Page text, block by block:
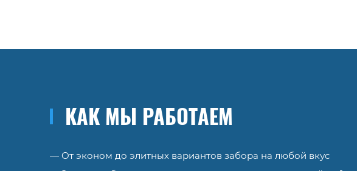
КАК МЫ РАБОТАЕМ
— От эконом до элитных вариантов забора на любой вкус